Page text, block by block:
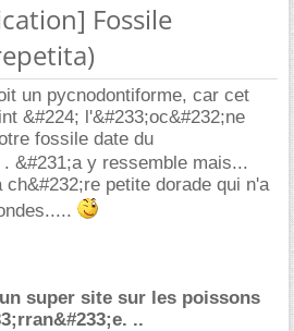
Fossile
un pycnodontiforme, car cet
&#224; l'&#233;oc&#232;ne
fossile date du
. &#231;a y ressemble mais...
ch&#232;re petite dorade qui n'a
super site sur les poissons
..